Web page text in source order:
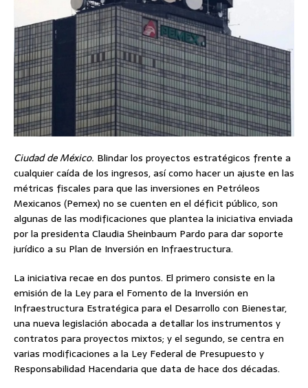
Ciudad de México. Blindar los proyectos estratégicos frente a
cualquier caída de los ingresos, así como hacer un ajuste en las
métricas fiscales para que las inversiones en Petróleos
Mexicanos (Pemex) no se cuenten en el déficit público, son
algunas de las modificaciones que plantea la iniciativa enviada
por la presidenta Claudia Sheinbaum Pardo para dar soporte
jurídico a su Plan de Inversión en Infraestructura.
La iniciativa recae en dos puntos. El primero consiste en la
emisión de la Ley para el Fomento de la Inversión en
Infraestructura Estratégica para el Desarrollo con Bienestar,
una nueva legislación abocada a detallar los instrumentos y
contratos para proyectos mixtos; y el segundo, se centra en
varias modificaciones a la Ley Federal de Presupuesto y
Responsabilidad Hacendaria que data de hace dos décadas.